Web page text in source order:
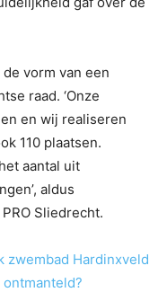
vorm van een
raad. ‘Onze
en wij realiseren
110 plaatsen.
aantal uit
aldus
Sliedrecht.
zwembad Hardinxveld